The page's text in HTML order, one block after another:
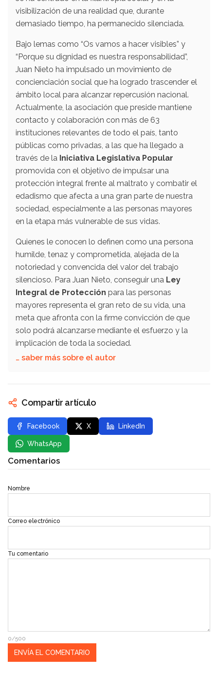
visibilización de una realidad que, durante
demasiado tiempo, ha permanecido silenciada.
Bajo lemas como “Os vamos a hacer visibles” y
“Porque su dignidad es nuestra responsabilidad”,
Juan Nieto ha impulsado un movimiento de
concienciación social que ha logrado trascender el
ámbito local para alcanzar repercusión nacional.
Actualmente, la asociación que preside mantiene
contacto y colaboración con más de 63
instituciones relevantes de todo el país, tanto
públicas como privadas, a las que ha llegado a
través de la Iniciativa Legislativa Popular
promovida con el objetivo de impulsar una
protección integral frente al maltrato y combatir el
edadismo que afecta a una gran parte de nuestra
sociedad, especialmente a las personas mayores
en la etapa más vulnerable de sus vidas.
Quienes le conocen lo definen como una persona
humilde, tenaz y comprometida, alejada de la
notoriedad y convencida del valor del trabajo
silencioso. Para Juan Nieto, conseguir una Ley
Integral de Protección para las personas
mayores representa el gran reto de su vida, una
meta que afronta con la firme convicción de que
solo podrá alcanzarse mediante el esfuerzo y la
implicación de toda la sociedad.
… saber más sobre el autor
Compartir artículo
Facebook X LinkedIn
WhatsApp
Comentarios
Nombre
Correo electrónico
Tu comentario
0/500